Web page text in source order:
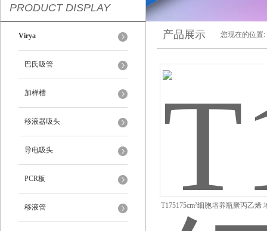
PRODUCT DISPLAY
Virya
巴氏吸管
加样槽
移液器吸头
导电吸头
PCR板
移液管
产品展示 您现在的位置:
T175175cm²细胞培养瓶聚丙乙烯